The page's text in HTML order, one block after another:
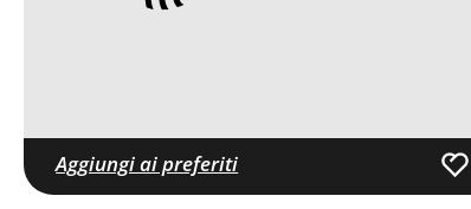
Aggiungi ai preferiti